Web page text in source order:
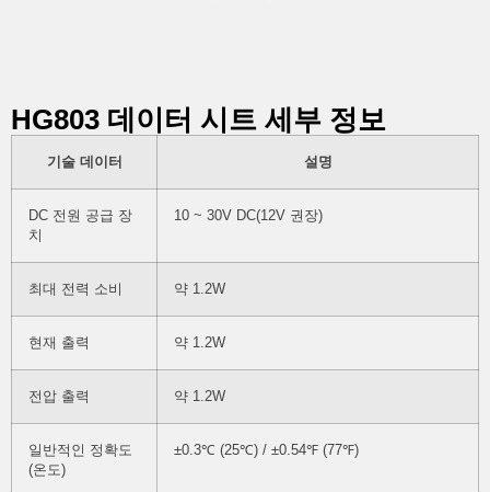
HG803 데이터 시트 세부 정보
기술 데이터 설명
DC 전원 공급 장
치
10 ~ 30V DC(12V 권장)
최대 전력 소비 약 1.2W
현재 출력 약 1.2W
전압 출력 약 1.2W
일반적인 정확도
(온도)
±0.3℃ (25℃) / ±0.54℉ (77℉)